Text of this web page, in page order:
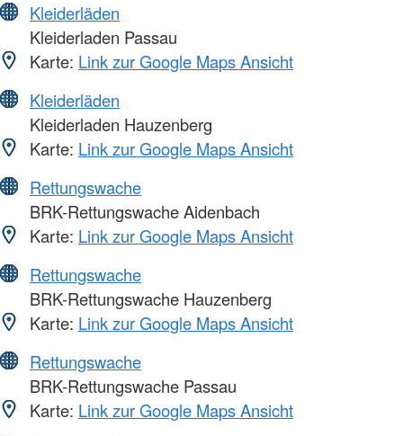
Kleiderläden
Kleiderladen Passau
Karte: Link zur Google Maps Ansicht
Kleiderläden
Kleiderladen Hauzenberg
Karte: Link zur Google Maps Ansicht
Rettungswache
BRK-Rettungswache Aidenbach
Karte: Link zur Google Maps Ansicht
Rettungswache
BRK-Rettungswache Hauzenberg
Karte: Link zur Google Maps Ansicht
Rettungswache
BRK-Rettungswache Passau
Karte: Link zur Google Maps Ansicht